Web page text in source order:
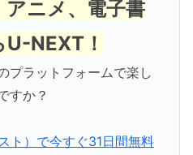
ニメ、電子書
NEXT！
プラットフォームで楽し
すか？
ト）で今すぐ31日間無料